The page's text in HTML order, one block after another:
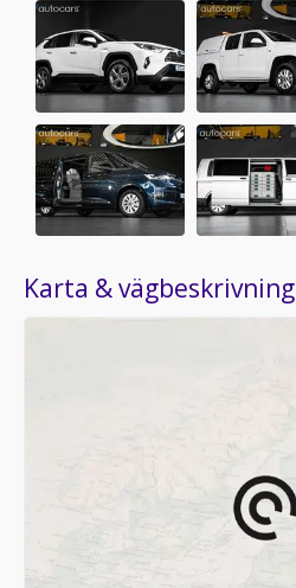
Karta & vägbeskrivning